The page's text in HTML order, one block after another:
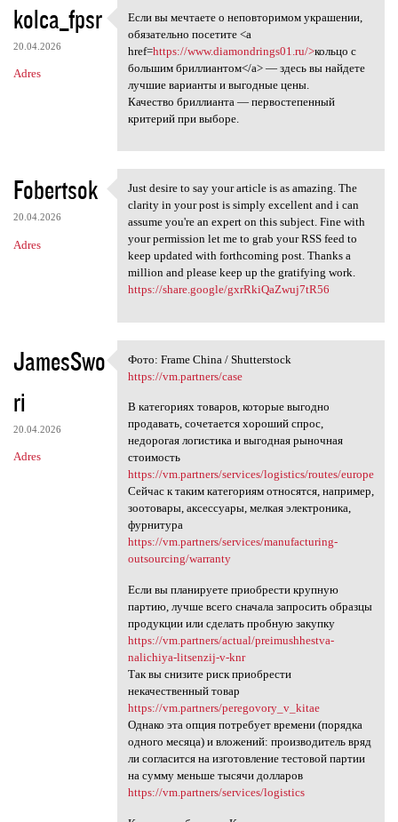
kolca_fpsr
20.04.2026
Adres
Если вы мечтаете о
Если вы мечтаете о неповторимом украшении,
обязательно посетите <a
href=https://www.diamondrings01.ru/>кольцо с
большим бриллиантом</a> — здесь вы найдете
лучшие варианты и выгодные цены.
Качество бриллианта — первостепенный
критерий при выборе.
Fobertsok
20.04.2026
Adres
Just desire to say your
Just desire to say your article is as amazing. The
clarity in your post is simply excellent and i can
assume you're an expert on this subject. Fine with
your permission let me to grab your RSS feed to
keep updated with forthcoming post. Thanks a
million and please keep up the gratifying work.
https://share.google/gxrRkiQaZwuj7tR56
JamesSwo
ri
20.04.2026
Adres
Фото: Frame China /
Фото: Frame China / Shutterstock
https://vm.partners/case
В категориях товаров, которые выгодно
продавать, сочетается хороший спрос,
недорогая логистика и выгодная рыночная
стоимость
https://vm.partners/services/logistics/routes/europe
Сейчас к таким категориям относятся, например,
зоотовары, аксессуары, мелкая электроника,
фурнитура
https://vm.partners/services/manufacturing-
outsourcing/warranty
Если вы планируете приобрести крупную
партию, лучше всего сначала запросить образцы
продукции или сделать пробную закупку
https://vm.partners/actual/preimushhestva-
nalichiya-litsenzij-v-knr
Так вы снизите риск приобрести
некачественный товар
https://vm.partners/peregovory_v_kitae
Однако эта опция потребует времени (порядка
одного месяца) и вложений: производитель вряд
ли согласится на изготовление тестовой партии
на сумму меньше тысячи долларов
https://vm.partners/services/logistics